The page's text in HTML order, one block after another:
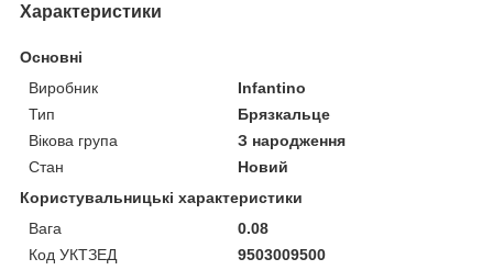
Характеристики
Основні
Виробник
Infantino
Тип
Брязкальце
Вікова група
З народження
Стан
Новий
Користувальницькі характеристики
Вага
0.08
Код УКТЗЕД
9503009500